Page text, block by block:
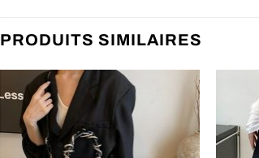
PRODUITS SIMILAIRES